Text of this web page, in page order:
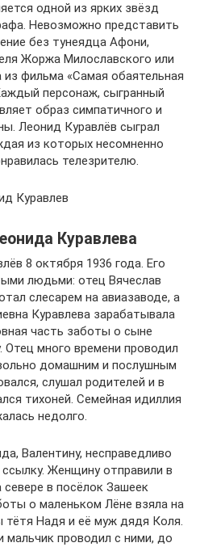
одной из ярких звёзд
Невозможно представить
без тунеядца Афони,
Жоржа Милославского или
фильма «Самая обаятельная
персонаж, сыгранный
образ симпатичного и
Леонид Куравлёв сыграл
из которых несомненно
телезрителю.
Куравлев
Куравлева
8 октября 1936 года. Его
людьми: отец Вячеслав
слесарем на авиазаводе, а
Куравлева зарабатывала
часть заботы о сыне
Отец много времени проводил
домашним и послушным
слушал родителей и в
тихоней. Семейная идиллия
недолго.
Валентину, несправедливо
ссылку. Женщину отправили в
севере в посёлок Зашеек
о маленьком Лёне взяла на
тётя Надя и её муж дядя Коля.
проводил с ними, до